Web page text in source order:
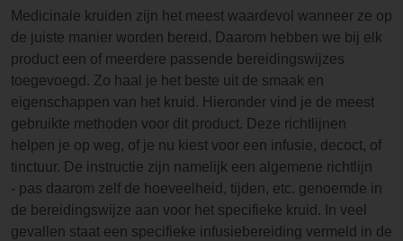
Medicinale kruiden zijn het meest waardevol wanneer ze op
de juiste manier worden bereid. Daarom hebben we bij elk
product een of meerdere passende bereidingswijzes
toegevoegd. Zo haal je het beste uit de smaak en
eigenschappen van het kruid. Hieronder vind je de meest
gebruikte methoden voor dit product. Deze richtlijnen
helpen je op weg, of je nu kiest voor een infusie, decoct, of
tinctuur. De instructie zijn namelijk een algemene richtlijn
- pas daarom zelf de hoeveelheid, tijden, etc. genoemde in
de bereidingswijze aan voor het specifieke kruid. In veel
gevallen staat een specifieke infusiebereiding vermeld in de